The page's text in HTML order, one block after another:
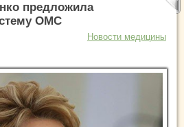
предложила
ОМС
Новости медицины